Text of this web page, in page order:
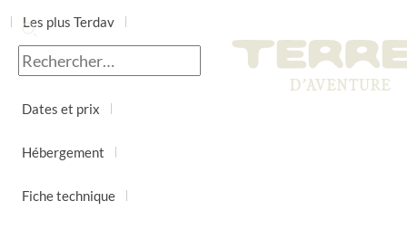
Les plus Terdav
Jour par jour
Dates et prix
Hébergement
Fiche technique